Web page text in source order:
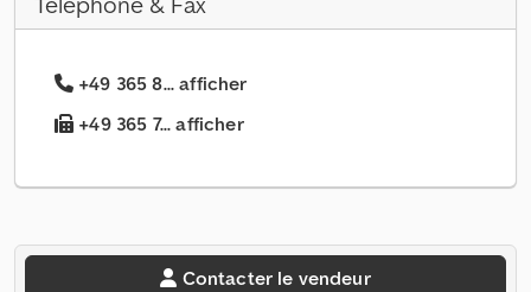
+49 365 8... afficher
+49 365 7... afficher
Contacter le vendeur